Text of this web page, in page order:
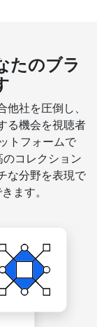
たのブラ
社を圧倒し、
る機会を視聴者
トフォームで
コレクション
な分野を表現で
ます。